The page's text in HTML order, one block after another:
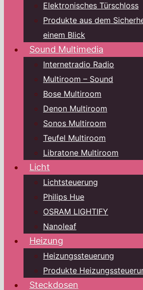
Elektronisches Türschloss
Produkte aus dem
einem Blick
Sound Multimedia
Internetradio Radio
Multiroom – Sound
Bose Multiroom
Denon Multiroom
Sonos Multiroom
Teufel Multiroom
Libratone Multiroom
Licht
Lichtsteuerung
Philips Hue
OSRAM LIGHTIFY
Nanoleaf
Heizung
Heizungssteuerung
Produkte
Steckdosen